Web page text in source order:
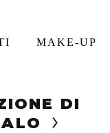
MAKE-UP
DI